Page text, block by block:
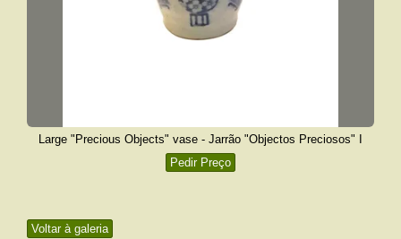
Voltar à galeria
Large "Precious Objects" vase - Jarrão "Objectos Preciosos" I
Pedir Preço